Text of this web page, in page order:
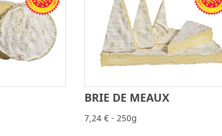
-
BRIE DE MEAUX
7,24 € - 250g